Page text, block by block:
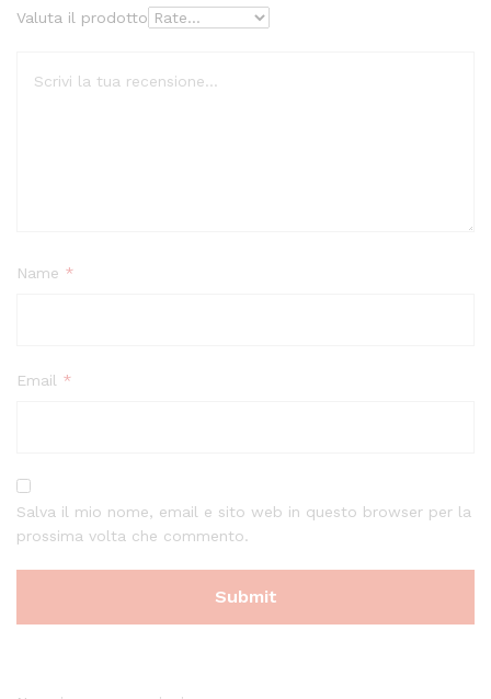
Valuta il prodotto
Name *
Email *
Salva il mio nome, email e sito web in questo browser per la
prossima volta che commento.